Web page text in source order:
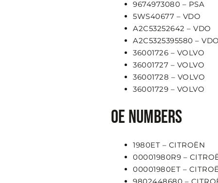
9674973080 – PSA
5WS40677 – VDO
A2C53252642 – VDO
A2C5325395580 – VDO
36001726 – VOLVO
36001727 – VOLVO
36001728 – VOLVO
36001729 – VOLVO
OE numbers
1980ET – CITROËN
00001980R9 –
00001980ET –